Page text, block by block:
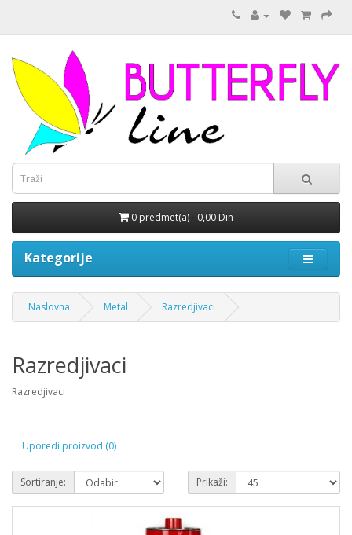
0 predmet(a) - 0,00 Din
Kategorije
Naslovna Metal Razredjivaci
Razredjivaci
Razredjivaci
Uporedi proizvod (0)
Sortiranje: Prikaži: